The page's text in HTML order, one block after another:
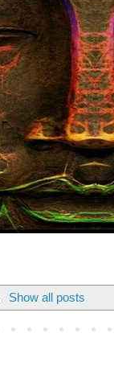
Show all posts